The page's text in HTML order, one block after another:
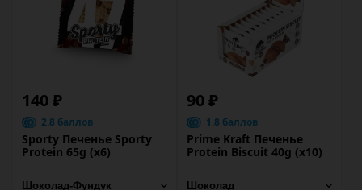
140 ₽
2.8 баллов
Sporty Печенье Sporty
Protein 65g (х6)
90 ₽
1.8 баллов
Prime Kraft Печенье
Protein Biscuit 40g (х10)